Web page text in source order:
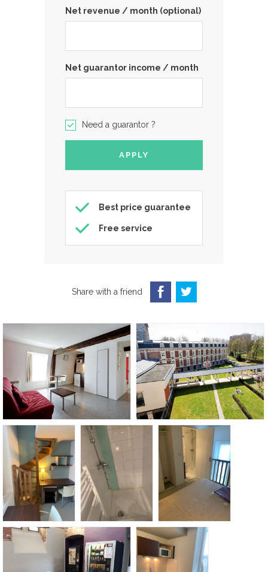
Net revenue / month (optional)
Net guarantor income / month
Need a guarantor ?
Best price guarantee
Free service
Share with a friend